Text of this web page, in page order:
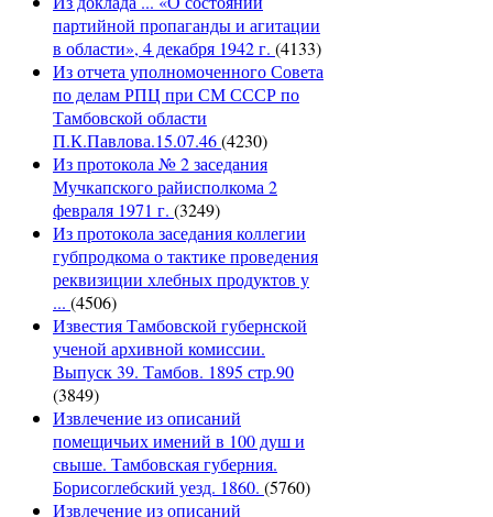
партийной пропаганды и агитации
в области», 4 декабря 1942 г. (4133)
Из отчета уполномоченного Совета
по делам РПЦ при СМ СССР по
Тамбовской области
П.К.Павлова.15.07.46(4230)
Из протокола № 2 заседания
Мучкапского райисполкома 2
февраля 1971 г. (3249)
Из протокола заседания коллегии
губпродкома о тактике проведения
реквизиции хлебных продуктов у
... (4506)
Известия Тамбовской губернской
ученой архивной комиссии.
Выпуск 39. Тамбов. 1895 стр.90
(3849)
Извлечение из описаний
помещичьих имений в 100 душ и
свыше. Тамбовская губерния.
Борисоглебский уезд. 1860. (5760)
Извлечение из описаний